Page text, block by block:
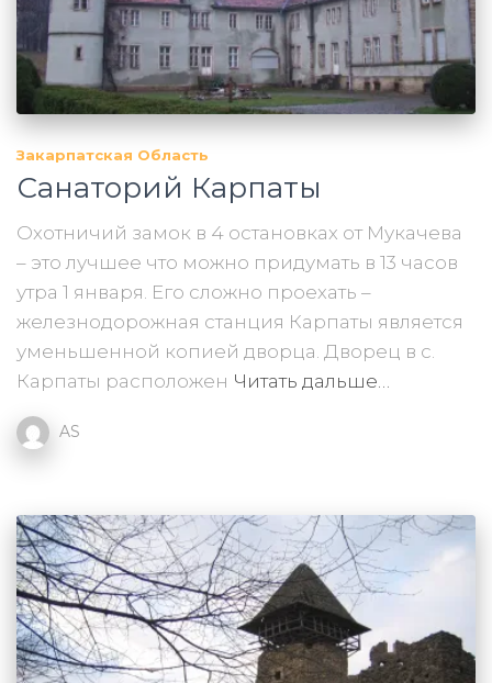
Закарпатская Область
Санаторий Карпаты
Охотничий замок в 4 остановках от Мукачева
– это лучшее что можно придумать в 13 часов
утра 1 января. Его сложно проехать –
железнодорожная станция Карпаты является
уменьшенной копией дворца. Дворец в с.
Карпаты расположен Читать дальше…
AS